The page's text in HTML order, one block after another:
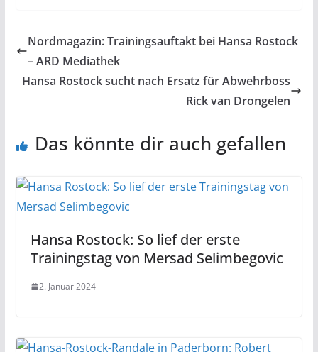
Nordmagazin: Trainingsauftakt bei Hansa Rostock
– ARD Mediathek
Hansa Rostock sucht nach Ersatz für Abwehrboss
Rick van Drongelen
Das könnte dir auch gefallen
Hansa Rostock: So lief der erste
Trainingstag von Mersad Selimbegovic
2. Januar 2024